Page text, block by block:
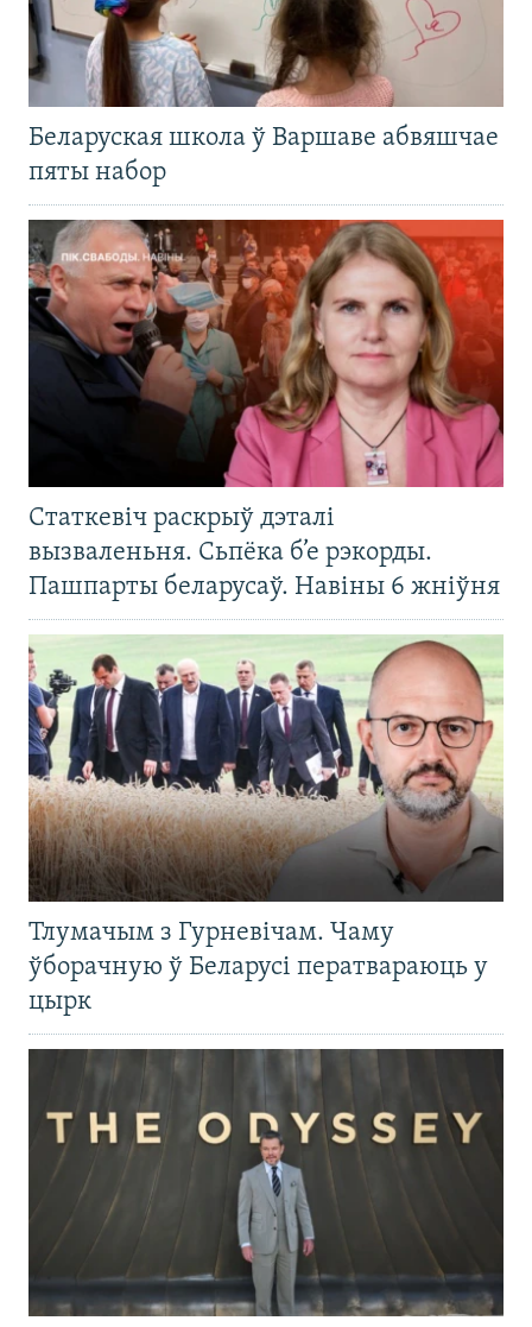
Беларуская школа ў Варшаве абвяшчае
пяты набор
Статкевіч раскрыў дэталі
вызваленьня. Сьпёка б’е рэкорды.
Пашпарты беларусаў. Навіны 6 жніўня
Тлумачым з Гурневічам. Чаму
ўборачную ў Беларусі ператвараюць у
цырк